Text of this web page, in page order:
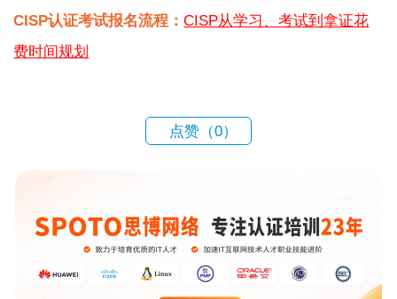
CISP认证考试报名流程：CISP从学习、考试到拿证花
费时间规划
点赞（0）